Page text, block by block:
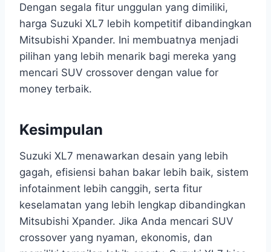
Dengan segala fitur unggulan yang dimiliki,
harga Suzuki XL7 lebih kompetitif dibandingkan
Mitsubishi Xpander. Ini membuatnya menjadi
pilihan yang lebih menarik bagi mereka yang
mencari SUV crossover dengan value for
money terbaik.
Kesimpulan
Suzuki XL7 menawarkan desain yang lebih
gagah, efisiensi bahan bakar lebih baik, sistem
infotainment lebih canggih, serta fitur
keselamatan yang lebih lengkap dibandingkan
Mitsubishi Xpander. Jika Anda mencari SUV
crossover yang nyaman, ekonomis, dan